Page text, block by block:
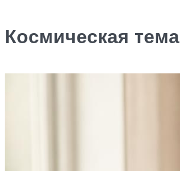
Космическая тема